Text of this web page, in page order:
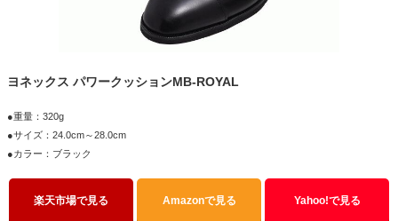
ヨネックス パワークッションMB-ROYAL
●重量：320g
●サイズ：24.0cm～28.0cm
●カラー：ブラック
楽天市場で見る Amazonで見る Yahoo!で見る